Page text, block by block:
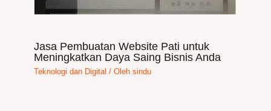
Jasa Pembuatan Website Pati untuk
Meningkatkan Daya Saing Bisnis Anda
Teknologi dan Digital / Olehsindu